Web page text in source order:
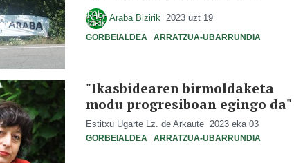
Araba Bizirik 2023 uzt 19
GORBEIALDEA ARRATZUA-UBARRUNDIA
"Ikasbidearen birmoldaketa
modu progresiboan egingo da"
Estitxu Ugarte Lz. de Arkaute 2023 eka 03
GORBEIALDEA ARRATZUA-UBARRUNDIA